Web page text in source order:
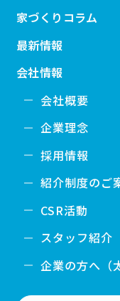
家づくりコラム
最新情報
会社情報
会社概要
企業理念
採用情報
紹介制度のご
CSR活動
スタッフ紹介
企業の方へ（